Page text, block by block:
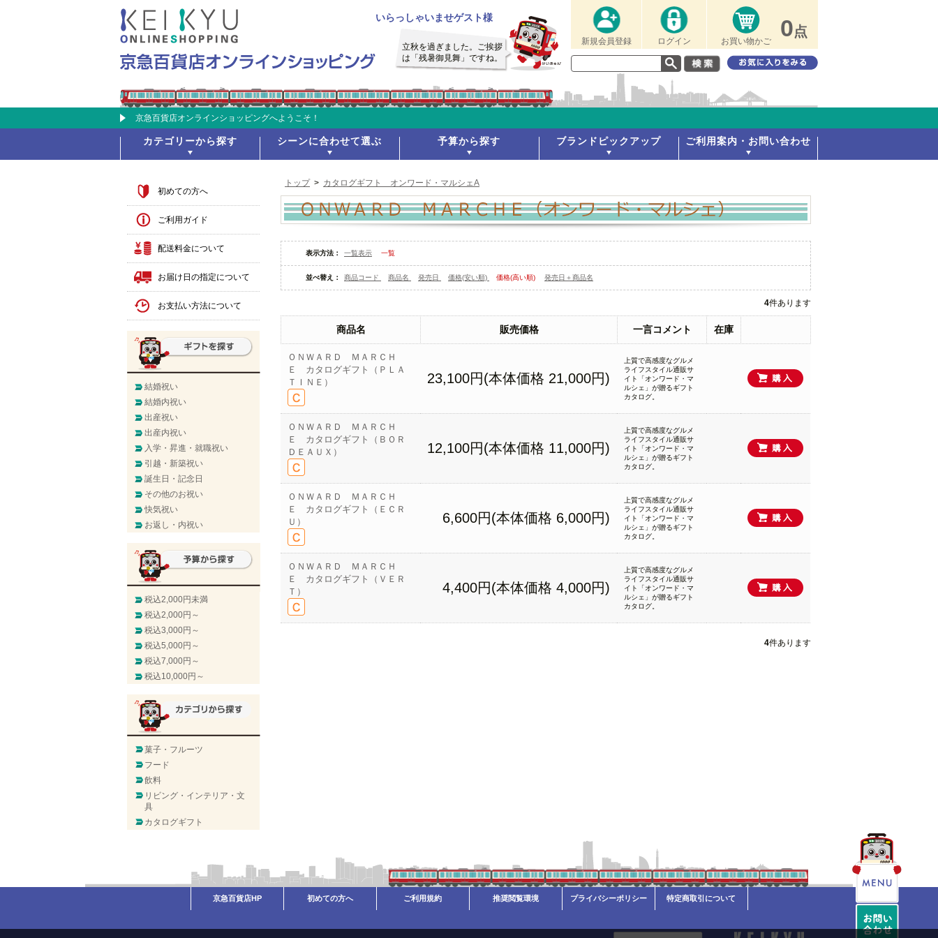
いらっしゃいませゲスト様
立秋を過ぎました。ご挨拶
は「残暑御見舞」ですね。
新規会員登録 ログイン お買い物かご 0点
京急百貨店オンラインショッピングへようこそ！
カテゴリーから探す シーンに合わせて選ぶ 予算から探す ブランドピックアップ ご利用案内・お問い合わせ
トップ > カタログギフト オンワード・マルシェA
表示方法： 一覧表示 一覧
並べ替え： 商品コード 商品名 発売日 価格(安い順) 価格(高い順) 発売日＋商品名
4件あります
商品名 販売価格 一言コメント 在庫
ＯＮＷＡＲＤ ＭＡＲＣＨ
Ｅ カタログギフト（ＰＬＡ
ＴＩＮＥ）
23,100円(本体価格 21,000円)
上質で高感度なグルメ
ライフスタイル通販サ
イト「オンワード・マ
ルシェ」が贈るギフト
カタログ。
ＯＮＷＡＲＤ ＭＡＲＣＨ
Ｅ カタログギフト（ＢＯＲ
ＤＥＡＵＸ）
12,100円(本体価格 11,000円)
上質で高感度なグルメ
ライフスタイル通販サ
イト「オンワード・マ
ルシェ」が贈るギフト
カタログ。
ＯＮＷＡＲＤ ＭＡＲＣＨ
Ｅ カタログギフト（ＥＣＲ
Ｕ）
6,600円(本体価格 6,000円)
上質で高感度なグルメ
ライフスタイル通販サ
イト「オンワード・マ
ルシェ」が贈るギフト
カタログ。
ＯＮＷＡＲＤ ＭＡＲＣＨ
Ｅ カタログギフト（ＶＥＲ
Ｔ）
4,400円(本体価格 4,000円)
上質で高感度なグルメ
ライフスタイル通販サ
イト「オンワード・マ
ルシェ」が贈るギフト
カタログ。
4件あります
初めての方へ
ご利用ガイド
配送料金について
お届け日の指定について
お支払い方法について
結婚祝い
結婚内祝い
出産祝い
出産内祝い
入学・昇進・就職祝い
引越・新築祝い
誕生日・記念日
その他のお祝い
快気祝い
お返し・内祝い
税込2,000円未満
税込2,000円～
税込3,000円～
税込5,000円～
税込7,000円～
税込10,000円～
菓子・フルーツ
フード
飲料
リビング・インテリア・文
具
カタログギフト
京急百貨店HP 初めての方へ ご利用規約 推奨閲覧環境 プライバシーポリシー 特定商取引について